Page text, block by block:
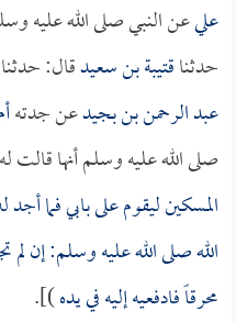
عليعن النبي صلى الله عليه
حدثناقتيبة بن سعيدقال: حدثنا
عبد الرحمن بن بجيدعن جدته
صلى الله عليه وسلم أنها قالت
المسكين ليقوم على بابي فما
الله صلى الله عليه وسلم: إن لم
محرقاً فادفعيه إليه في يده)].